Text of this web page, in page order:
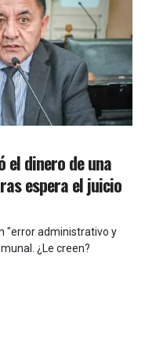
el dinero de una
espera el juicio
"error administrativo y
¿Le creen?